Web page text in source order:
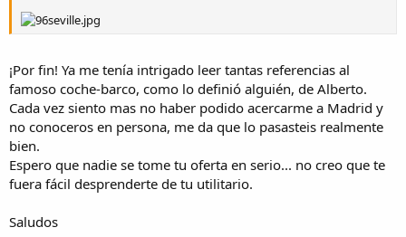
¡Por fin! Ya me tenía intrigado leer tantas referencias al
famoso coche-barco, como lo definió alguién, de Alberto.
Cada vez siento mas no haber podido acercarme a Madrid y
no conoceros en persona, me da que lo pasasteis realmente
bien.
Espero que nadie se tome tu oferta en serio... no creo que te
fuera fácil desprenderte de tu utilitario.
Saludos